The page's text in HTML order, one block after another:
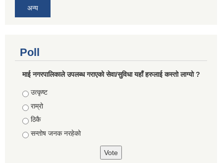
अन्य
Poll
माई नगरपालिकाले उपलब्ध गराएको सेवा/सुविधा यहाँ हरुलाई कस्तो लाग्यो ?
Choices
उत्कृष्ट
राम्रो
ठिकै
सन्तोष जनक नरहेको